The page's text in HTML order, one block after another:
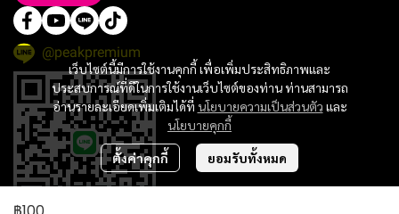
เว็บไซต์นี้มีการใช้งานคุกกี้ เพื่อเพิ่มประสิทธิภาพและ
ประสบการณ์ที่ดีในการใช้งานเว็บไซต์ของท่าน ท่านสามารถ
อ่านรายละเอียดเพิ่มเติมได้ที่ นโยบายความเป็นส่วนตัว และ
นโยบายคุกกี้
ตั้งค่าคุกกี้ ยอมรับทั้งหมด
@peakpremium